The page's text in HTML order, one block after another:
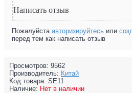
Написать отзыв
Пожалуйста авторизируйтесь или
перед тем как написать отзыв
Просмотров: 9562
Производитель: Китай
Код товара: SE11
Наличие: Нет в наличии